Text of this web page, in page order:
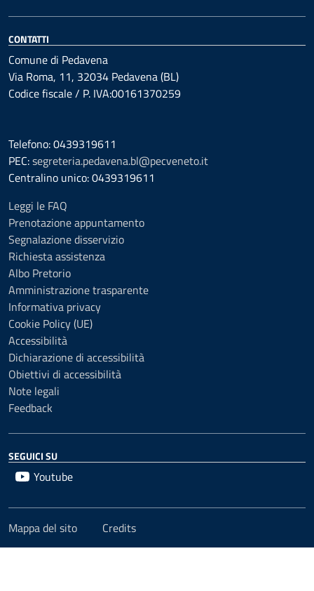
CONTATTI
Comune di Pedavena
Via Roma, 11, 32034 Pedavena (BL)
Codice fiscale / P. IVA:00161370259
Telefono: 0439319611
PEC:segreteria.pedavena.bl@pecveneto.it
Centralino unico: 0439319611
Leggi le FAQ
Prenotazione appuntamento
Segnalazione disservizio
Richiesta assistenza
Albo Pretorio
Amministrazione trasparente
Informativa privacy
Cookie Policy (UE)
Accessibilità
Dichiarazione di accessibilità
Obiettivi di accessibilità
Note legali
Feedback
SEGUICI SU
Youtube
Mappa del sito Credits